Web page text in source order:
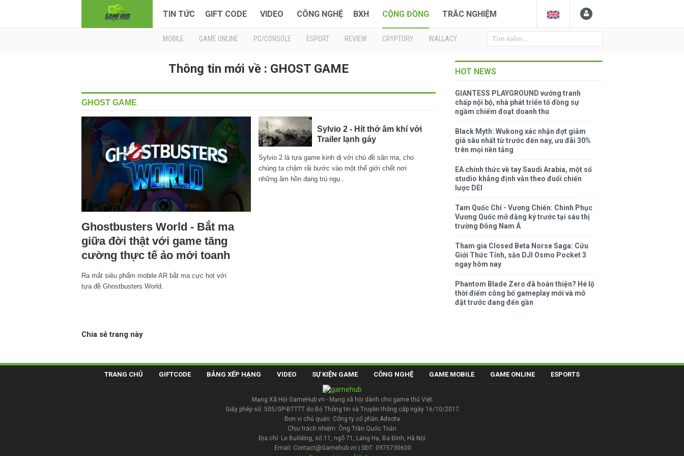
TIN TỨC GIFT CODE VIDEO CÔNG NGHỆ BXH CỘNG ĐỒNG TRẮC NGHIỆM
MOBILE GAME ONLINE PC/CONSOLE ESPORT REVIEW CRYPTORY WALLACY
Thông tin mới về : GHOST GAME
GHOST GAME
Ghostbusters World - Bắt ma
giữa đời thật với game tăng
cường thực tế ảo mới toanh
Ra mắt siêu phẩm mobile AR bắt ma cực hot với
tựa đề Ghostbusters World.
Sylvio 2 - Hít thở âm khí với
Trailer lạnh gáy
Sylvio 2 là tựa game kinh dị với chủ đề săn ma, cho
chúng ta chậm rãi bước vào một thế giới chết nơi
những âm hồn đang trú ngụ..
Chia sẻ trang này
HOT NEWS
GIANTESS PLAYGROUND vướng tranh
chấp nội bộ, nhà phát triển tố đồng sự
ngầm chiếm đoạt doanh thu
Black Myth: Wukong xác nhận đợt giảm
giá sâu nhất từ trước đến nay, ưu đãi 30%
trên mọi nền tảng
EA chính thức về tay Saudi Arabia, một số
studio khẳng định vẫn theo đuổi chiến
lược DEI
Tam Quốc Chí - Vương Chiến: Chinh Phục
Vương Quốc mở đăng ký trước tại sáu thị
trường Đông Nam Á
Tham gia Closed Beta Norse Saga: Cửu
Giới Thức Tỉnh, săn DJI Osmo Pocket 3
ngay hôm nay
Phantom Blade Zero đã hoàn thiện? Hé lộ
thời điểm công bố gameplay mới và mở
đặt trước đang đến gần
TRANG CHỦ GIFTCODE BẢNG XẾP HẠNG VIDEO SỰ KIỆN GAME CÔNG NGHỆ GAME MOBILE GAME ONLINE ESPORTS
Mạng Xã Hội GameHub.vn - Mạng xã hội dành cho game thủ Việt.
Giấy phép số: 505/GP-BTTTT do Bộ Thông tin và Truyền thông cấp ngày 16/10/2017.
Đơn vị chủ quản: Công ty cổ phần Adsota.
Chịu trách nhiệm: Ông Trần Quốc Toản.
Địa chỉ: Le Building, số 11, ngõ 71, Láng Hạ, Ba Đình, Hà Nội.
Email: Contact@Gamehub.vn | SĐT: 0975730600